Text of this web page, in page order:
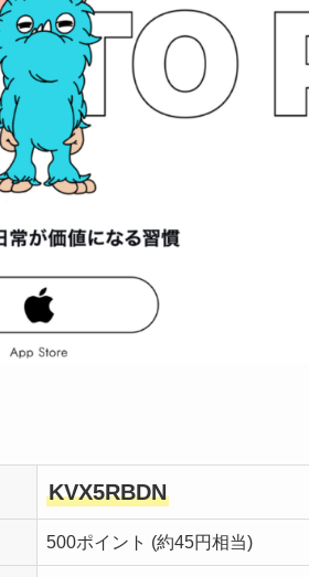
KVX5RBDN
500ポイント (約45円相当)